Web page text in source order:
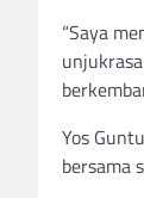
“Saya
Yos
bersama